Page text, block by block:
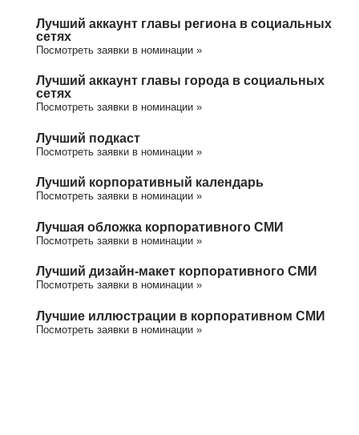
Лучший аккаунт главы региона в социальных
сетях
Посмотреть заявки в номинации »
Лучший аккаунт главы города в социальных
сетях
Посмотреть заявки в номинации »
Лучший подкаст
Посмотреть заявки в номинации »
Лучший корпоративный календарь
Посмотреть заявки в номинации »
Лучшая обложка корпоративного СМИ
Посмотреть заявки в номинации »
Лучший дизайн-макет корпоративного СМИ
Посмотреть заявки в номинации »
Лучшие иллюстрации в корпоративном СМИ
Посмотреть заявки в номинации »